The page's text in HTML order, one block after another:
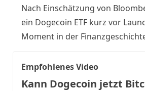
Nach Einschätzung von
ein Dogecoin ETF kurz vor
Moment in der
Empfohlenes Video
Kann Dogecoin jetzt